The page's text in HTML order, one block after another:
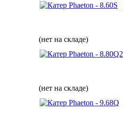
(нет на складе)
(нет на складе)